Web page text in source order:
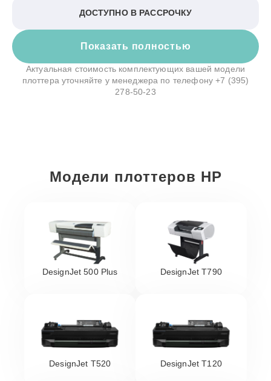
Показать полностью
ДОСТУПНО В РАССРОЧКУ
Актуальная стоимость комплектующих вашей модели
плоттера уточняйте у менеджера по телефону+7 (395)
278-50-23
Модели плоттеров HP
DesignJet 500 Plus DesignJet T790
DesignJet T520 DesignJet T120